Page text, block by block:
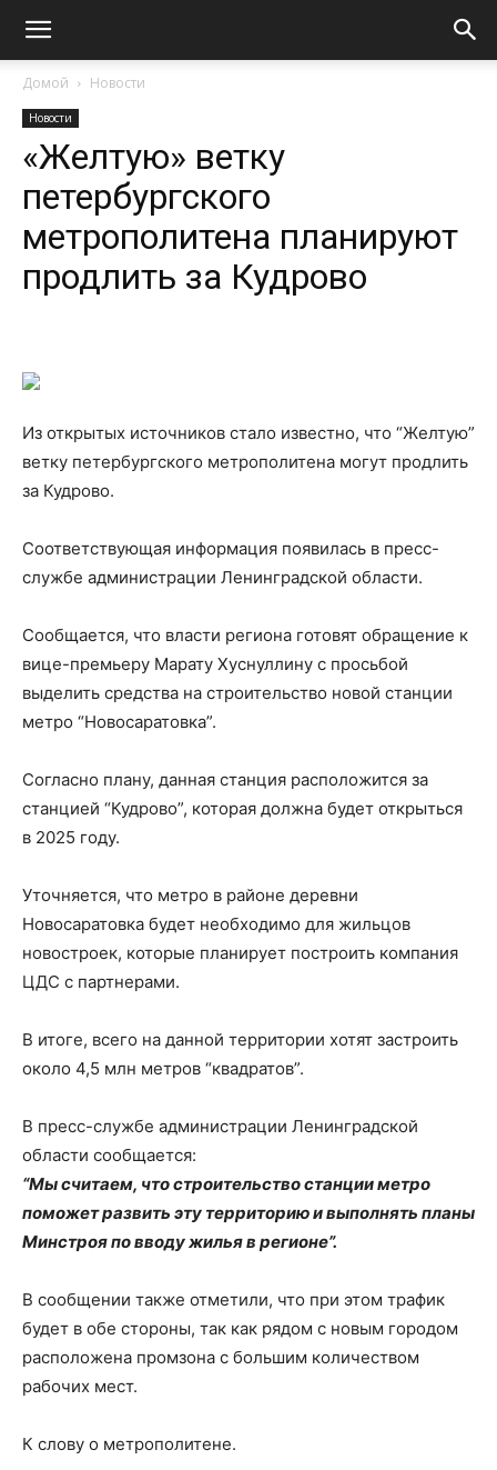
Домой Новости
Новости
«Желтую» ветку
петербургского
метрополитена планируют
продлить за Кудрово
Из открытых источников стало известно, что “Желтую”
ветку петербургского метрополитена могут продлить
за Кудрово.
Соответствующая информация появилась в пресс-
службе администрации Ленинградской области.
Сообщается, что власти региона готовят обращение к
вице-премьеру Марату Хуснуллину с просьбой
выделить средства на строительство новой станции
метро “Новосаратовка”.
Согласно плану, данная станция расположится за
станцией “Кудрово”, которая должна будет открыться
в 2025 году.
Уточняется, что метро в районе деревни
Новосаратовка будет необходимо для жильцов
новостроек, которые планирует построить компания
ЦДС с партнерами.
В итоге, всего на данной территории хотят застроить
около 4,5 млн метров “квадратов”.
В пресс-службе администрации Ленинградской
области сообщается:
“Мы считаем, что строительство станции метро
поможет развить эту территорию и выполнять планы
Минстроя по вводу жилья в регионе”.
В сообщении также отметили, что при этом трафик
будет в обе стороны, так как рядом с новым городом
расположена промзона с большим количеством
рабочих мест.
К слову о метрополитене.